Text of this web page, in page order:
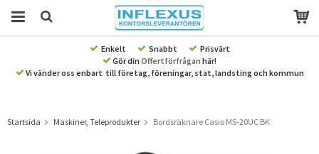
Produkten har blivit tillagd i varukorgen
Enkelt Snabbt
Prisvärt
Gör din Offertförfrågan här!
Vi vänder oss enbart till företag, föreningar, stat, landsting och kommun
Startsida Maskiner, Teleprodukter Bordsräknare Casio MS-20UC BK